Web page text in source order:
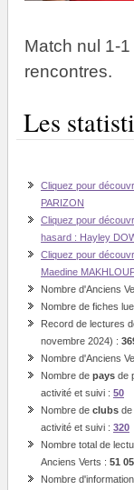
Match nul 1-
rencontres.
Les
Cliquez pour
PARIZON
Cliquez pour
hasard : Hayley
Cliquez pour
Maedine
Nombre d'Anciens
Nombre de fiches
Record de lectures
novembre 2024) :
Nombre d'Anciens
Nombre de pays de
activité et suivi : 50
Nombre de clubs de
activité et suivi : 320
Nombre total de
Anciens Verts : 51
Nombre